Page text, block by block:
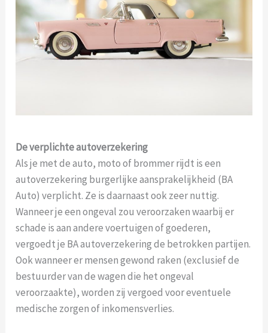
De verplichte autoverzekering
Als je met de auto, moto of brommer rijdt is een
autoverzekering burgerlijke aansprakelijkheid (BA
Auto) verplicht. Ze is daarnaast ook zeer nuttig.
Wanneer je een ongeval zou veroorzaken waarbij er
schade is aan andere voertuigen of goederen,
vergoedt je BA autoverzekering de betrokken partijen.
Ook wanneer er mensen gewond raken (exclusief de
bestuurder van de wagen die het ongeval
veroorzaakte), worden zij vergoed voor eventuele
medische zorgen of inkomensverlies.